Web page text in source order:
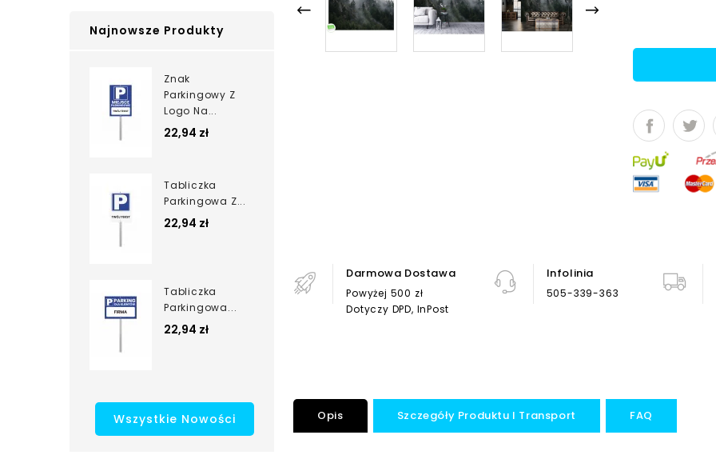
Najnowsze Produkty
Znak
Parkingowy Z
Logo Na...
22,94 zł
Tabliczka
Parkingowa Z...
22,94 zł
Tabliczka
Parkingowa...
22,94 zł
Wszystkie Nowości
Darmowa Dostawa
Powyżej 500 zł
Dotyczy DPD, InPost
Infolinia
505-339-363
Opis Szczegóły Produktu I Transport FAQ